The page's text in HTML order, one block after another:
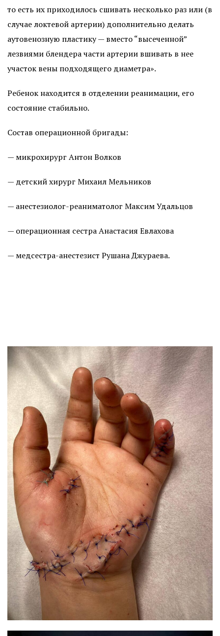
то есть их приходилось сшивать несколько раз или (в
случае локтевой артерии) дополнительно делать
аутовенозную пластику — вместо “высеченной”
лезвиями блендера части артерии вшивать в нее
участок вены подходящего диаметра».
Ребенок находится в отделении реанимации, его
состояние стабильно.
Состав операционной бригады:
— микрохирург Антон Волков
— детский хирург Михаил Мельников
— анестезиолог-реаниматолог Максим Удальцов
— операционная сестра Анастасия Евлахова
— медсестра-анестезист Рушана Джураева.